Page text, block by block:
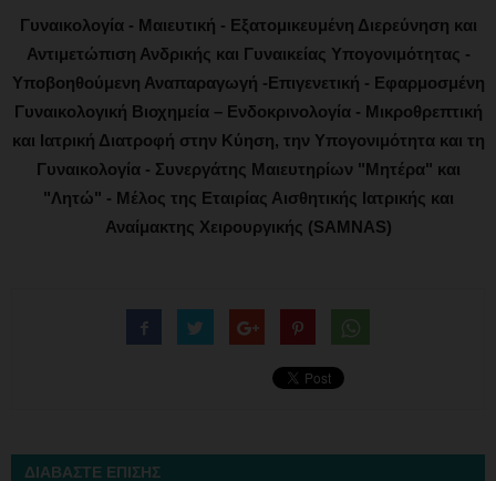
Γυναικολογία - Μαιευτική - Εξατομικευμένη Διερεύνηση και
Αντιμετώπιση Ανδρικής και Γυναικείας Υπογονιμότητας -
Υποβοηθούμενη Αναπαραγωγή -Επιγενετική - Εφαρμοσμένη
Γυναικολογική Βιοχημεία – Ενδοκρινολογία - Μικροθρεπτική
και Ιατρική Διατροφή στην Κύηση, την Υπογονιμότητα και τη
Γυναικολογία - Συνεργάτης Μαιευτηρίων "Μητέρα" και
"Λητώ" - Μέλος της Εταιρίας Αισθητικής Ιατρικής και
Αναίμακτης Χειρουργικής (SAMNAS)
ΔΙΑΒΑΣΤΕ ΕΠΙΣΗΣ